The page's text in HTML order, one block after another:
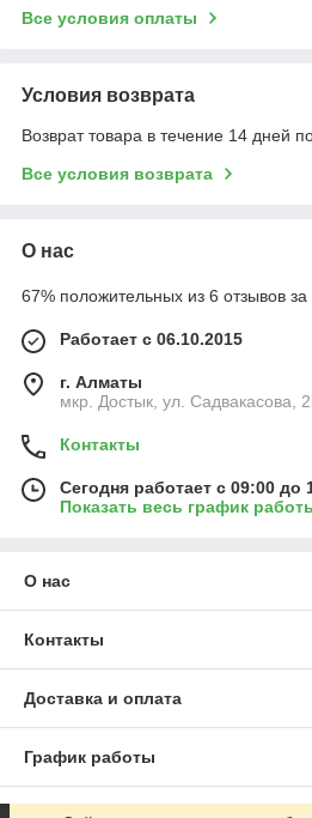
Все условия оплаты
Условия возврата
Возврат товара в течение 14 дней
Все условия возврата
О нас
67% положительных из 6 отзывов за
Работает с 06.10.2015
г. Алматы
мкр. Достык, ул. Садвакасова,
Контакты
Сегодня работает с 09:00 до
Показать весь график
О нас
Контакты
Доставка и оплата
График работы